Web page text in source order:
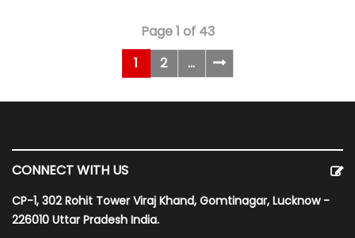
Page 1 of 43
1
2 ...
CONNECT WITH US
CP-1, 302 Rohit Tower Viraj Khand, Gomtinagar, Lucknow -
226010 Uttar Pradesh India.